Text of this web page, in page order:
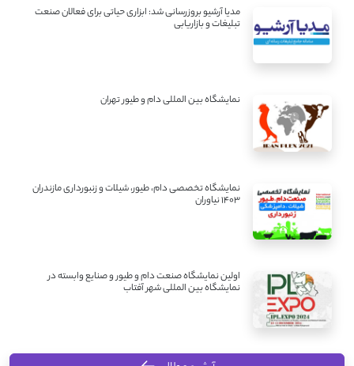
مدیا آرشیو بروزرسانی شد: ابزاری حیاتی برای فعالان صنعت
تبلیغات و بازاریابی
نمایشگاه بین المللی دام و طیور تهران
نمایشگاه تخصصی دام، طیور، شیلات و زنبورداری مازندران
1403 نیاوران
اولین نمایشگاه صنعت دام و طیور و صنایع وابسته در
نمایشگاه بین المللی شهر آفتاب